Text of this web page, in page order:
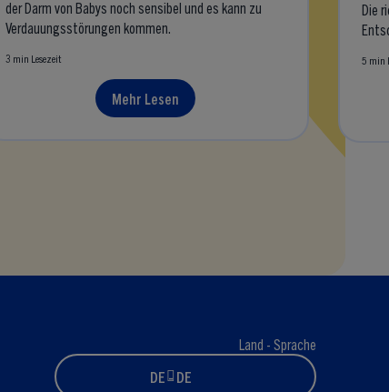
der Darm von Babys noch sensibel und es kann zu
Verdauungsstörungen kommen.
3 min Lesezeit
Mehr Lesen
Die
5 min
Land - Sprache
DE - DE